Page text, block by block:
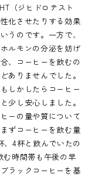
（ジヒドロテスト
化させたりする効果
うのです。一方で、
ルモンの分泌を妨げ
、コーヒーを飲むの
ありませんでした。
しかしたらコーヒー
少し安心しました。
ーの量や質について
ずコーヒーを飲む量
4杯と飲んでいたの
む時間帯も午後の早
ラックコーヒーを基